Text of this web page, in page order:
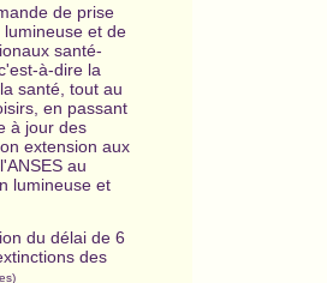
de prise
et de
santé-
à-dire la
santé, tout au
en passant
à jour des
extension aux
au
lumineuse et
du délai de 6
des